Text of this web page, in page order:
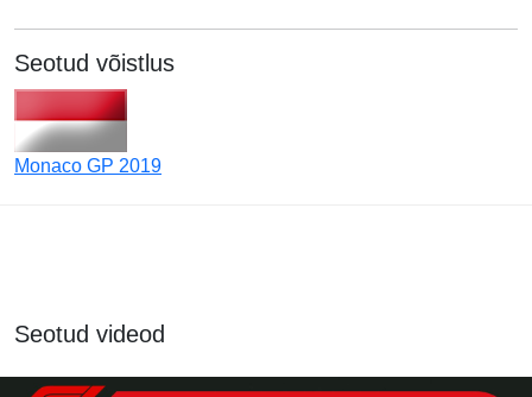
Seotud võistlus
Monaco GP 2019
Seotud videod